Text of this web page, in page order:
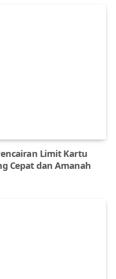
Limit Kartu
Cepat dan Amanah